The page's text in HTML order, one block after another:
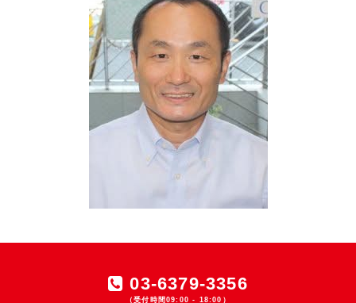
03-6379-3356
（受付時間09:00 - 18:00）